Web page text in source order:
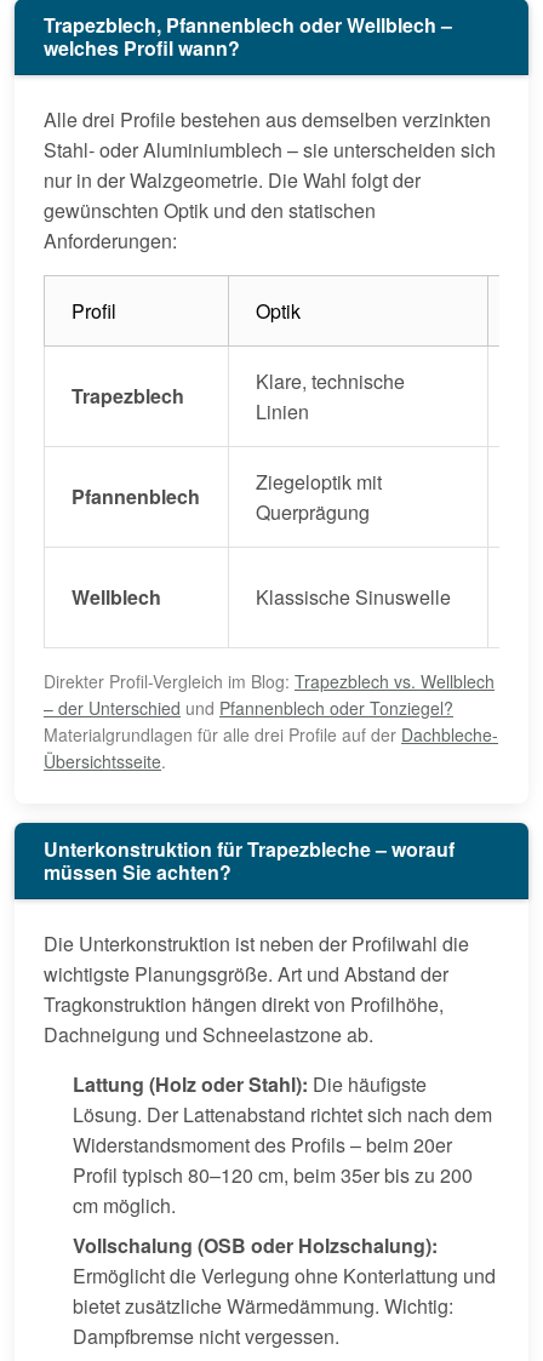
Trapezblech, Pfannenblech oder Wellblech –
welches Profil wann?
Alle drei Profile bestehen aus demselben verzinkten
Stahl- oder Aluminiumblech – sie unterscheiden sich
nur in der Walzgeometrie. Die Wahl folgt der
gewünschten Optik und den statischen
Anforderungen:
Profil Optik
Trapezblech
Klare, technische
Linien
Pfannenblech
Ziegeloptik mit
Querprägung
Wellblech Klassische Sinuswelle
Direkter Profil-Vergleich im Blog: Trapezblech vs. Wellblech
– der Unterschied und Pfannenblech oder Tonziegel?
Materialgrundlagen für alle drei Profile auf der Dachbleche-
Übersichtsseite.
Unterkonstruktion für Trapezbleche – worauf
müssen Sie achten?
Die Unterkonstruktion ist neben der Profilwahl die
wichtigste Planungsgröße. Art und Abstand der
Tragkonstruktion hängen direkt von Profilhöhe,
Dachneigung und Schneelastzone ab.
Lattung (Holz oder Stahl): Die häufigste
Lösung. Der Lattenabstand richtet sich nach dem
Widerstandsmoment des Profils – beim 20er
Profil typisch 80–120 cm, beim 35er bis zu 200
cm möglich.
Vollschalung (OSB oder Holzschalung):
Ermöglicht die Verlegung ohne Konterlattung und
bietet zusätzliche Wärmedämmung. Wichtig:
Dampfbremse nicht vergessen.